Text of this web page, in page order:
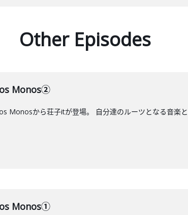
Other Episodes
Monos②
Monosから荘子itが登場。 自分達のルーツとなる音楽
Monos①